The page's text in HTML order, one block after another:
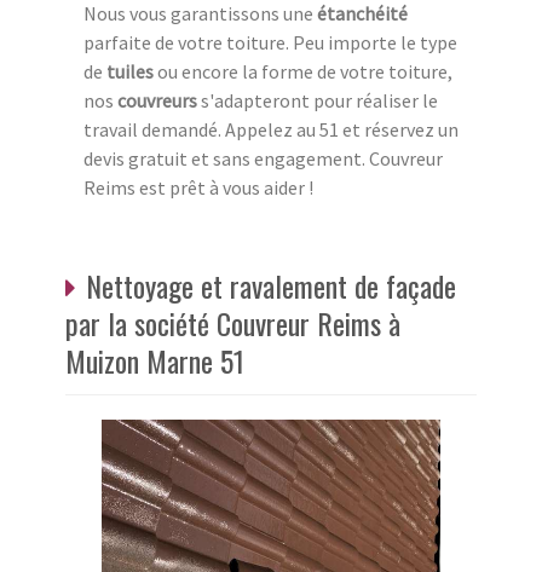
Nous vous garantissons une étanchéité
parfaite de votre toiture. Peu importe le type
de tuilesou encore la forme de votre toiture,
nos couvreurss'adapteront pour réaliser le
travail demandé. Appelez au 51 et réservez un
devis gratuit et sans engagement. Couvreur
Reims est prêt à vous aider !
Nettoyage et ravalement de façade
par la société Couvreur Reims à
Muizon Marne 51